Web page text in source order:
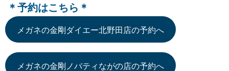
＊予約はこちら＊
メガネの金剛ダイエー北野田店の予約へ
メガネの金剛ノバティながの店の予約へ